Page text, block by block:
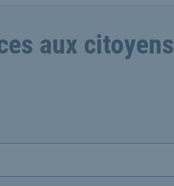
aux citoyens